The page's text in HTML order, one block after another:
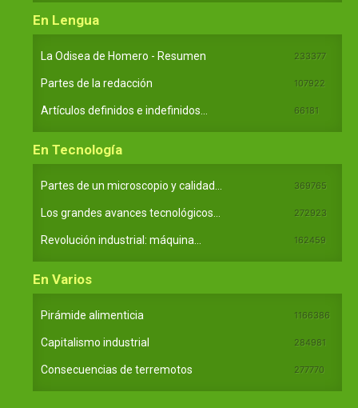
En Lengua
La Odisea de Homero - Resumen 233377
Partes de la redacción 107922
Artículos definidos e indefinidos... 66181
En Tecnología
Partes de un microscopio y calidad... 369765
Los grandes avances tecnológicos... 272923
Revolución industrial: máquina... 162459
En Varios
Pirámide alimenticia 1166386
Capitalismo industrial 284981
Consecuencias de terremotos 277770